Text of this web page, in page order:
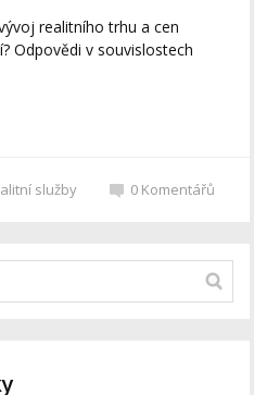
realitního trhu a cen
Odpovědi v souvislostech
služby 0 Komentářů